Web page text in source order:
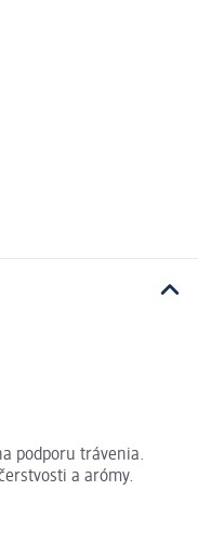
podporu trávenia.
a arómy.